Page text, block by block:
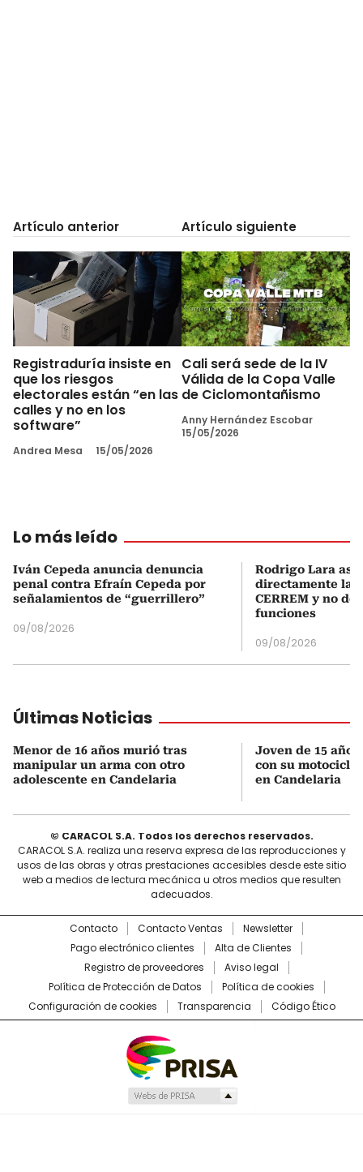
Artículo anterior
Registraduría insiste en
que los riesgos
electorales están “en las
calles y no en los
software”
Andrea Mesa 15/05/2026
Artículo siguiente
Cali será sede de la IV
Válida de la Copa Valle
de Ciclomontañismo
Anny Hernández Escobar
15/05/2026
Lo más leído
Iván Cepeda anuncia denuncia
penal contra Efraín Cepeda por
señalamientos de “guerrillero”
09/08/2026
Rodrigo Lara
directamente la
CERREM y no
funciones
09/08/2026
Últimas Noticias
Menor de 16 años murió tras
manipular un arma con otro
adolescente en Candelaria
Joven de 15
con su
en Candelaria
© CARACOL S.A. Todos los derechos reservados.
CARACOL S.A. realiza una reserva expresa de las reproducciones y
usos de las obras y otras prestaciones accesibles desde este sitio
web a medios de lectura mecánica u otros medios que resulten
adecuados.
Contacto Contacto Ventas
Newsletter
Pago electrónico clientes
Alta de Clientes
Registro de proveedores
Aviso legal
Política de Protección de Datos
Política de cookies
Configuración de cookies
Transparencia Código Ético